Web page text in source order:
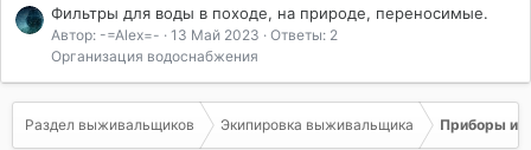
Фильтры для воды в походе, на природе, переносимые.
Автор: -=Аlex=- 13 Май 2023
Ответы: 2
Организация водоснабжения
Раздел выживальщиков Экипировка выживальщика Приборы и